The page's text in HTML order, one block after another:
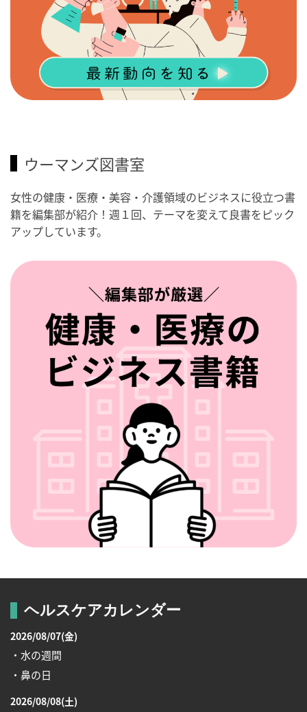
ウーマンズ図書室
女性の健康・医療・美容・介護領域のビジネスに役立つ書
籍を編集部が紹介！週１回、テーマを変えて良書をピック
アップしています。
ヘルスケアカレンダー
2026/08/07(金)
・水の週間
・鼻の日
2026/08/08(土)